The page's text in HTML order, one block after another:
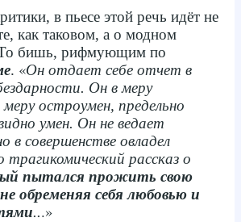
в пьесе этой речь идёт не
как таковом, а о модном
бишь, рифмующим по
. «Он отдает себе отчет в
Он в меру
меру остроумен, предельно
умен. Он не ведает
в совершенстве овладел
рассказ о
пытался прожить свою
обременяя себя любовью и
...»